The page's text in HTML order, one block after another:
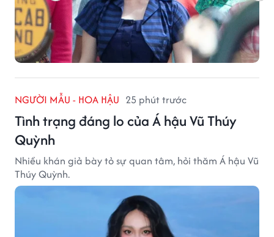
NGƯỜI MẪU - HOA HẬU 25 phút trước
Tình trạng đáng lo của Á hậu Vũ Thúy
Quỳnh
Nhiều khán giả bày tỏ sự quan tâm, hỏi thăm Á hậu Vũ
Thúy Quỳnh.